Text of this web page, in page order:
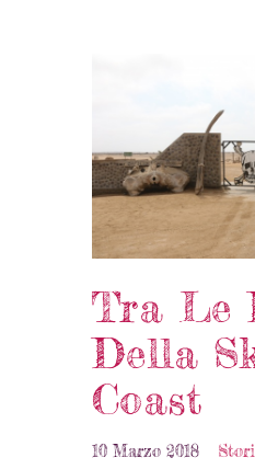
Tra Le
Della
Coast
10 Marzo 2018